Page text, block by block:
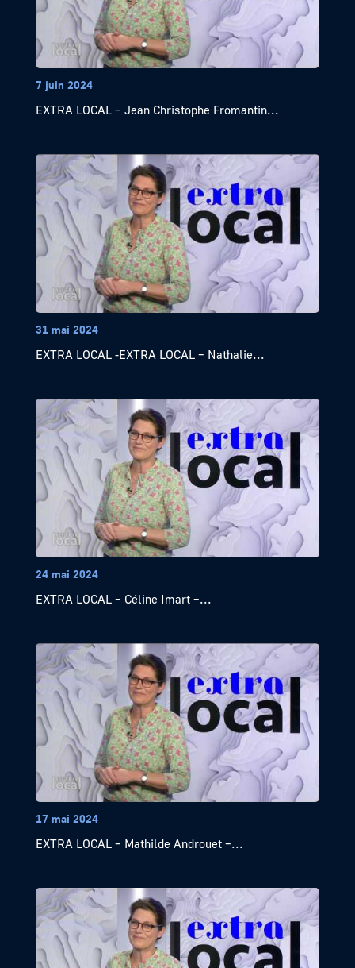
7 juin 2024
EXTRA LOCAL – Jean Christophe Fromantin...
31 mai 2024
EXTRA LOCAL -EXTRA LOCAL – Nathalie...
24 mai 2024
EXTRA LOCAL – Céline Imart –...
17 mai 2024
EXTRA LOCAL – Mathilde Androuet –...